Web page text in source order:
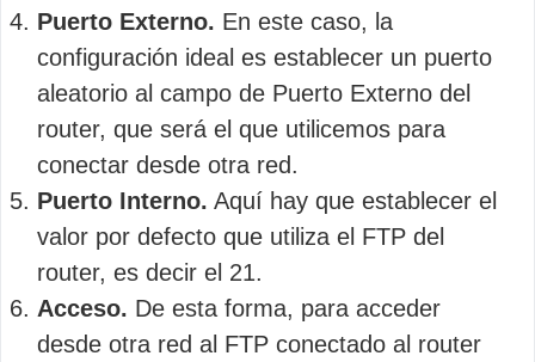
Puerto Externo. En este caso, la
configuración ideal es establecer un puerto
aleatorio al campo de Puerto Externo del
router, que será el que utilicemos para
conectar desde otra red.
Puerto Interno. Aquí hay que establecer el
valor por defecto que utiliza el FTP del
router, es decir el 21.
Acceso. De esta forma, para acceder
desde otra red al FTP conectado al router